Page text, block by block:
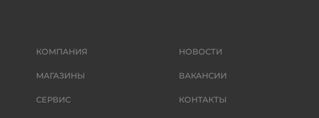
КОМПАНИЯ
МАГАЗИНЫ
СЕРВИС
НОВОСТИ
ВАКАНСИИ
КОНТАКТЫ